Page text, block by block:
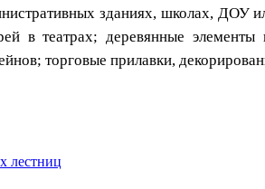
зданиях, школах, ДОУ
в театрах; деревянные
торговые прилавки,
лестниц